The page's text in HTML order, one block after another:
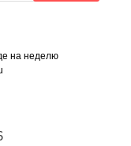
на неделю